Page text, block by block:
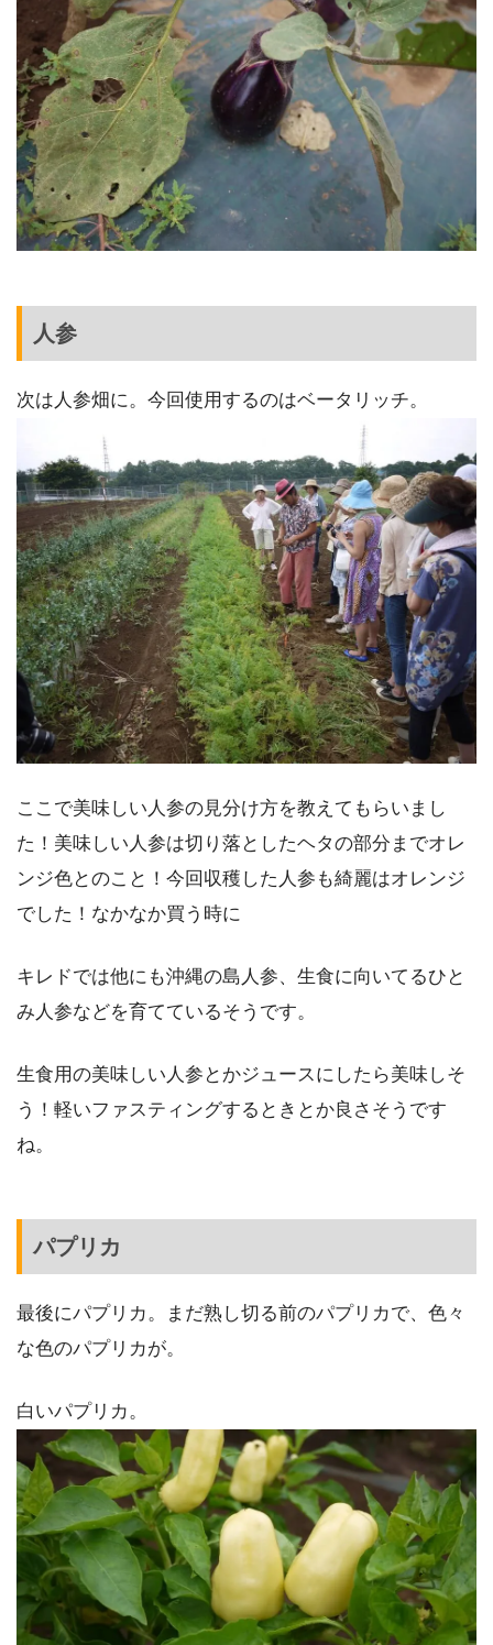
人参
次は人参畑に。今回使用するのはベータリッチ。
ここで美味しい人参の見分け方を教えてもらいまし
た！美味しい人参は切り落としたヘタの部分までオレ
ンジ色とのこと！今回収穫した人参も綺麗はオレンジ
でした！なかなか買う時に
キレドでは他にも沖縄の島人参、生食に向いてるひと
み人参などを育てているそうです。
生食用の美味しい人参とかジュースにしたら美味しそ
う！軽いファスティングするときとか良さそうです
ね。
パプリカ
最後にパプリカ。まだ熟し切る前のパプリカで、色々
な色のパプリカが。
白いパプリカ。